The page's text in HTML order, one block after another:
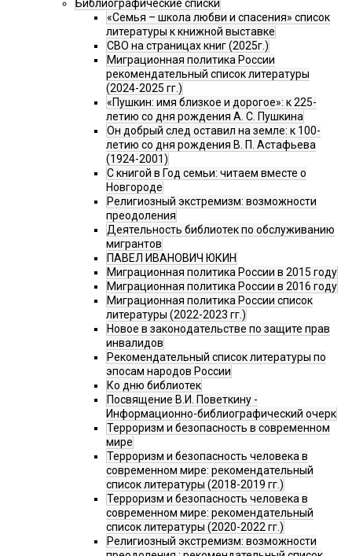
Библиографические списки
«Семья – школа любви и спасения» список
литературы к книжной выставке
СВО на страницах книг (2025г.)
Миграционная политика России
рекомендательный список литературы
(2024-2025 гг.)
«Пушкин: имя близкое и дорогое»: к 225-
летию со дня рождения А. С. Пушкина
Он добрый след оставил на земле: к 100-
летию со дня рождения В. П. Астафьева
(1924-2001)
С книгой в Год семьи: читаем вместе о
Новгороде
Религиозный экстремизм: возможности
преодоления
Деятельность библиотек по обслуживанию
мигрантов
ПАВЕЛ ИВАНОВИЧ ЮКИН
Миграционная политика России в 2015 году
Миграционная политика России в 2016 году
Миграционная политика России список
литературы (2022-2023 гг.)
Новое в законодательстве по защите прав
инвалидов
Рекомендательный список литературы по
эпосам народов России
Ко дню библиотек
Посвящение В.И. Поветкину -
Информационно-библиографический очерк
Терроризм и безопасность в современном
мире
Терроризм и безопасность человека в
современном мире: рекомендательный
список литературы (2018-2019 гг.)
Терроризм и безопасность человека в
современном мире: рекомендательный
список литературы (2020-2022 гг.)
Религиозный экстремизм: возможности